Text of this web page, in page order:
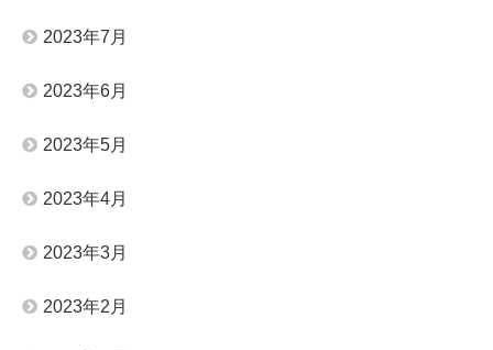
2023年7月
2023年6月
2023年5月
2023年4月
2023年3月
2023年2月